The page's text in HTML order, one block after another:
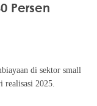
Persen
di sektor small
realisasi 2025.